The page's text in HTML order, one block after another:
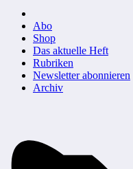
Abo
Shop
Das aktuelle Heft
Rubriken
Newsletter abonnieren
Archiv